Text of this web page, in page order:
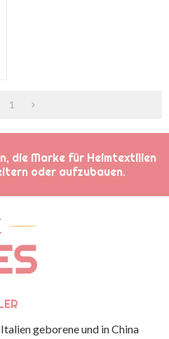
1
die Marke für Heimtextilien
oder aufzubauen.
geborene und in China